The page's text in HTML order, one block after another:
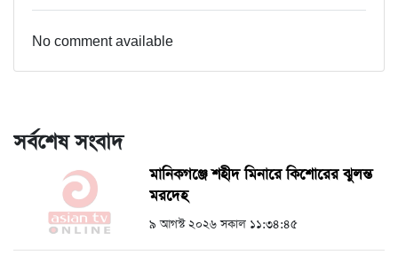
No comment available
সর্বশেষ সংবাদ
মানিকগঞ্জে শহীদ মিনারে কিশোরের ঝুলন্ত
মরদেহ
৯ আগস্ট ২০২৬ সকাল ১১:৩৪:৪৫